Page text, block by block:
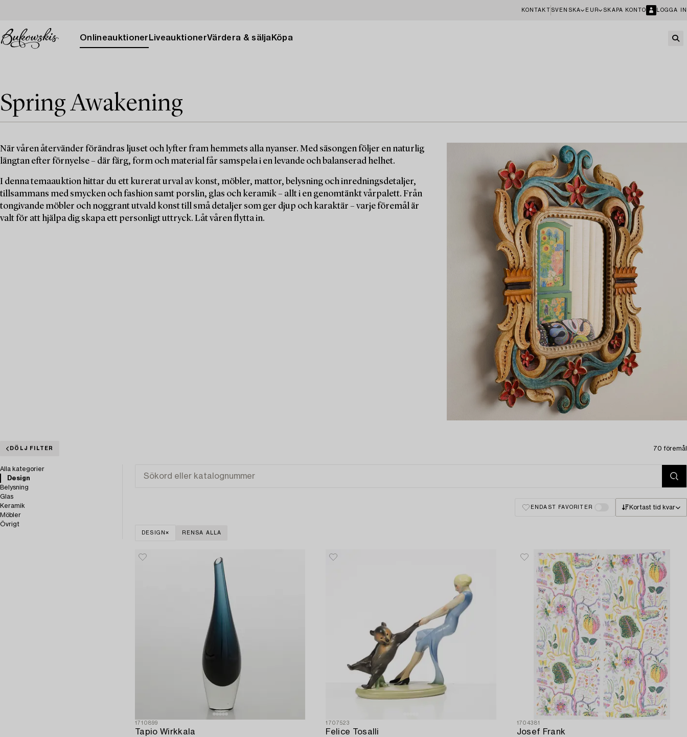
KONTAKT SVENSKA EUR SKAPA KONTO LOGGA IN
Onlineauktioner LiveauktionerVärdera & sälja Köpa
Spring Awakening
När våren återvänder förändras ljuset och lyfter fram hemmets alla nyanser. Med säsongen följer en naturlig
längtan efter förnyelse – där färg, form och material får samspela i en levande och balanserad helhet.
I denna temaauktion hittar du ett kurerat urval av konst, möbler, mattor, belysning och inredningsdetaljer,
tillsammans med smycken och fashion samt porslin, glas och keramik – allt i en genomtänkt vårpalett. Från
tongivande möbler och noggrant utvald konst till små detaljer som ger djup och karaktär – varje föremål är
valt för att hjälpa dig skapa ett personligt uttryck. Låt våren flytta in.
DÖLJ FILTER 70 föremål
Alla kategorier
Design
Belysning
Glas
Keramik
Möbler
Övrigt
ENDAST FAVORITER Kortast tid kvar
DESIGN RENSA ALLA
1710899
Tapio Wirkkala
1707523
Felice Tosalli
1704381
Josef Frank